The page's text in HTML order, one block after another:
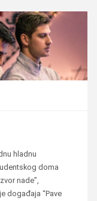
hladnu
doma
nade”,
događaja “Pave